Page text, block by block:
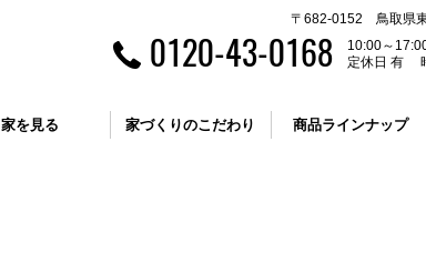
〒682-0152 鳥取県
0120-43-0168
10:00～
定休日 有
家を見る 家づくりのこだわり 商品ラインナップ